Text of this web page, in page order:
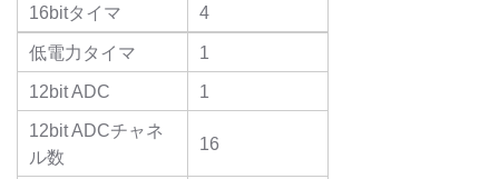
16bitタイマ
4
低電力タイマ
1
12bit ADC
1
12bit ADCチャネ
ル数
16